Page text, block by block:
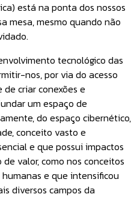
está na ponta dos nossos
mesa, mesmo quando não
tecnológico das
nos, por via do acesso
criar conexões e
um espaço de
do espaço cibernético,
conceito vasto e
e que possui impactos
valor, como nos conceitos
e que intensificou
diversos campos da